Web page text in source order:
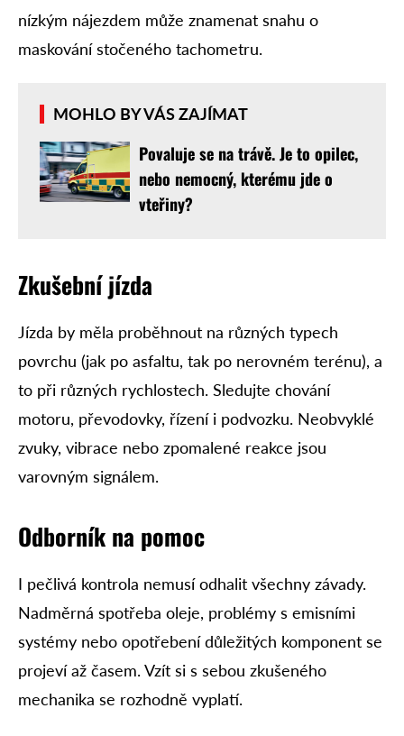
nízkým nájezdem může znamenat snahu o
maskování stočeného tachometru.
MOHLO BY VÁS ZAJÍMAT
Povaluje se na trávě. Je to opilec,
nebo nemocný, kterému jde o
vteřiny?
Zkušební jízda
Jízda by měla proběhnout na různých typech
povrchu (jak po asfaltu, tak po nerovném terénu), a
to při různých rychlostech. Sledujte chování
motoru, převodovky, řízení i podvozku. Neobvyklé
zvuky, vibrace nebo zpomalené reakce jsou
varovným signálem.
Odborník na pomoc
I pečlivá kontrola nemusí odhalit všechny závady.
Nadměrná spotřeba oleje, problémy s emisními
systémy nebo opotřebení důležitých komponent se
projeví až časem. Vzít si s sebou zkušeného
mechanika se rozhodně vyplatí.